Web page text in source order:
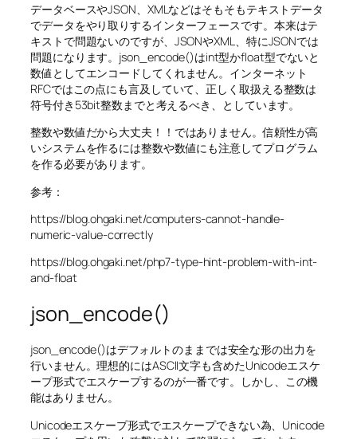
データベースやJSON、XMLなどはそもそもテキストデータ
でデータをやり取りするインターフェースです。本来はテ
キストで問題ないのですが、JSONやXML、特にJSONでは
問題になります。json_encode()はint型かfloat型でないと
数値としてエンコードしてくれません。インターネット
RFCではこの点にも言及していて、正しく取扱える整数は
符号付き53bit整数までと考えるべき、としています。
整数や数値だから大丈夫！！ではありません。信頼性が高
いシステムを作るには整数や数値にも注意してプログラム
を作る必要があります。
参考：
https://blog.ohgaki.net/computers-cannot-handle-
numeric-value-correctly
https://blog.ohgaki.net/php7-type-hint-problem-with-int-
and-float
json_encode()
json_encode()はデフォルトのままでは安全な形の出力を
行いません。理想的にはASCII文字も含めたUnicodeエスケ
ープ形式でエスケープするのが一番です。しかし、この機
能はありません。
Unicodeエスケープ形式でエスケープできない為、Unicode